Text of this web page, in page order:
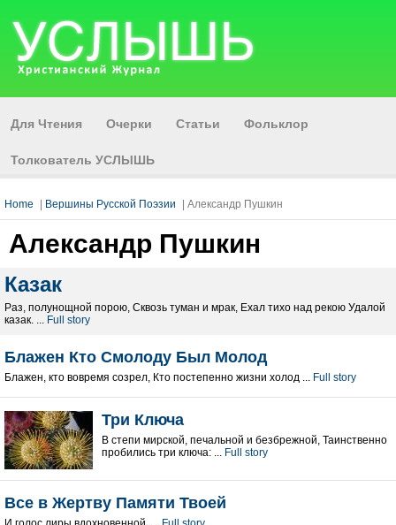
Для Чтения Очерки Статьи Фольклор
Толкователь УСЛЫШЬ
Home Вершины Русской Поэзии | Александр Пушкин
Александр Пушкин
Казак
Раз, полунощной порою, Сквозь туман и мрак, Ехал тихо над рекою Удалой
казак. ... Full story
Блажен Кто Смолоду Был Молод
Блажен, кто вовремя созрел, Кто постепенно жизни холод ... Full story
Три Ключа
В степи мирской, печальной и безбрежной, Таинственно
пробились три ключа: ... Full story
Все в Жертву Памяти Твоей